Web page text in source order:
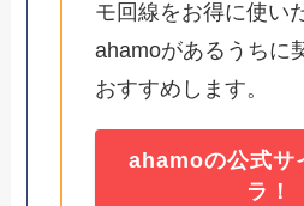
モ回線をお得に使い
ahamoがあるうちに
おすすめします。
ahamoの公式サ
ラ！